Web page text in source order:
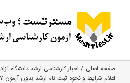
content
صفحه اصلی
اخبار کارشناسی ارشد دانشگاه آزاد
اعلام شرایط و نحوه ثبت نام ارشد بدون آزمون ۹۷ آزاد